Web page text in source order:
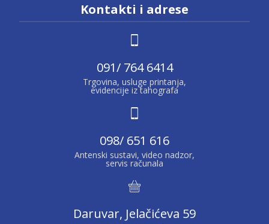
Kontakti i adrese
091/ 764 6414
Trgovina, usluge printanja,
evidencije iz tahografa
098/ 651 616
Antenski sustavi, video nadzor,
servis računala
Daruvar, Jelačićeva 59